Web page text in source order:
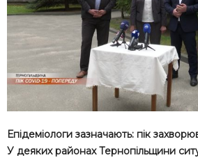
Епідеміологи зазначають: пік
У деяких районах Тернопільщини